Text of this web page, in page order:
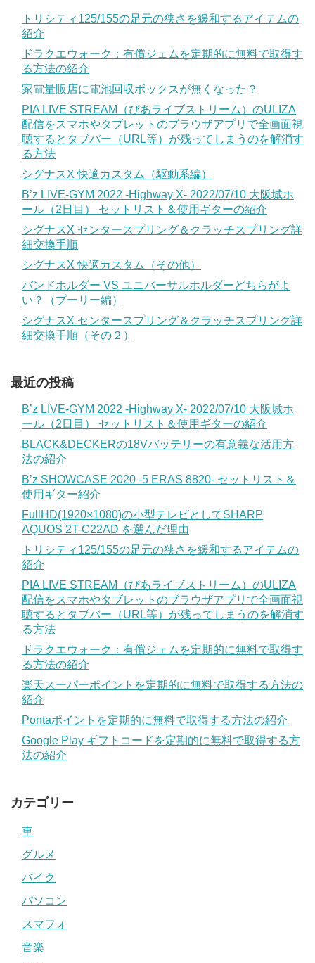
トリシティ125/155の足元の狭さを緩和するアイテムの
紹介
ドラクエウォーク：有償ジェムを定期的に無料で取得す
る方法の紹介
家電量販店に電池回収ボックスが無くなった？
PIA LIVE STREAM（ぴあライブストリーム）のULIZA
配信をスマホやタブレットのブラウザアプリで全画面視
聴するとタブバー（URL等）が残ってしまうのを解消す
る方法
シグナスX 快適カスタム（駆動系編）
B’z LIVE-GYM 2022 -Highway X- 2022/07/10 大阪城ホ
ール（2日目） セットリスト＆使用ギターの紹介
シグナスX センタースプリング＆クラッチスプリング詳
細交換手順
シグナスX 快適カスタム（その他）
バンドホルダー VS ユニバーサルホルダーどちらがよ
い？（プーリー編）
シグナスX センタースプリング＆クラッチスプリング詳
細交換手順（その２）
最近の投稿
B’z LIVE-GYM 2022 -Highway X- 2022/07/10 大阪城ホ
ール（2日目） セットリスト＆使用ギターの紹介
BLACK&DECKERの18Vバッテリーの有意義な活用方
法の紹介
B’z SHOWCASE 2020 -5 ERAS 8820- セットリスト＆
使用ギター紹介
FullHD(1920×1080)の小型テレビとしてSHARP
AQUOS 2T-C22AD を選んだ理由
トリシティ125/155の足元の狭さを緩和するアイテムの
紹介
PIA LIVE STREAM（ぴあライブストリーム）のULIZA
配信をスマホやタブレットのブラウザアプリで全画面視
聴するとタブバー（URL等）が残ってしまうのを解消す
る方法
ドラクエウォーク：有償ジェムを定期的に無料で取得す
る方法の紹介
楽天スーパーポイントを定期的に無料で取得する方法の
紹介
Pontaポイントを定期的に無料で取得する方法の紹介
Google Play ギフトコードを定期的に無料で取得する方
法の紹介
カテゴリー
車
グルメ
バイク
パソコン
スマフォ
音楽